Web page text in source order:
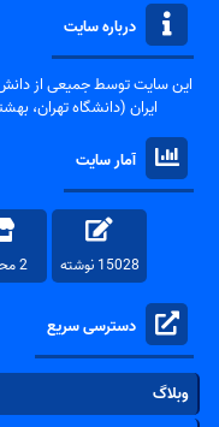
درباره سایت
این سایت توسط جمیعی از دانش
ایران (دانشگاه تهران،
آمار سایت
15028 نوشته 2 محصول
دسترسی سریع
وبلاگ